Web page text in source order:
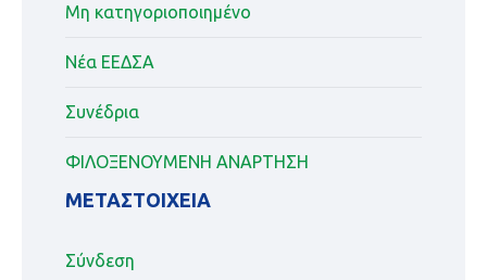
Μη κατηγοριοποιημένο
Νέα ΕΕΔΣΑ
Συνέδρια
ΦΙΛΟΞΕΝΟΥΜΕΝΗ ΑΝΑΡΤΗΣΗ
ΜΕΤΑΣΤΟΙΧΕΊΑ
Σύνδεση